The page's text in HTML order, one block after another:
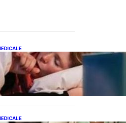
nocturnă:
importante despre
inimii tale